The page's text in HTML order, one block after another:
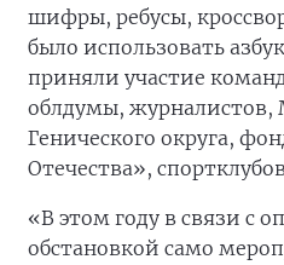
шифры, ребусы,
было использовать
приняли участие
облдумы,
Генического округа,
Отечества»,
«В этом году в связи с
обстановкой само